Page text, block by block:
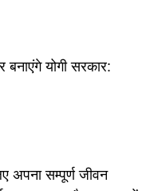
योगी सरकार:
अपना सम्पूर्ण जीवन